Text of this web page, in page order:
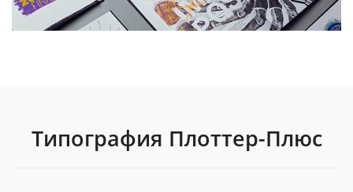
Типография Плоттер-Плюс